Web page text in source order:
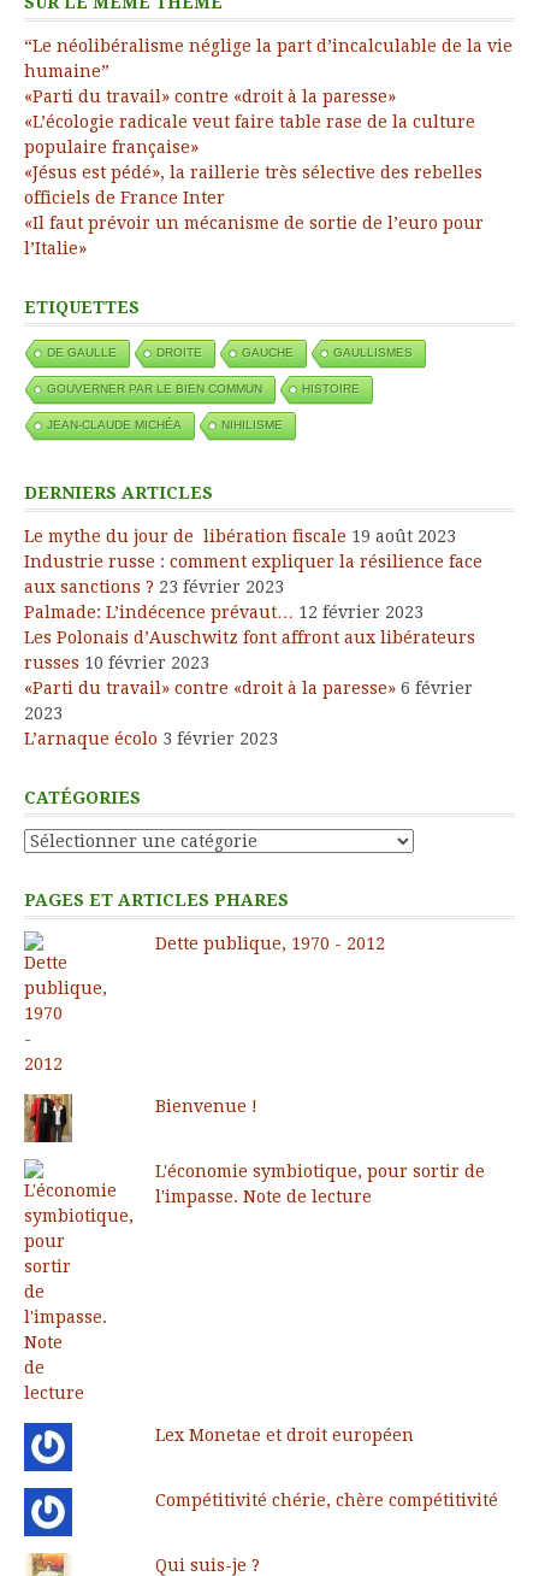
“Le néolibéralisme néglige la part d’incalculable de la vie
humaine”
«Parti du travail» contre «droit à la paresse»
«L’écologie radicale veut faire table rase de la culture
populaire française»
«Jésus est pédé», la raillerie très sélective des rebelles
officiels de France Inter
«Il faut prévoir un mécanisme de sortie de l’euro pour
l’Italie»
ETIQUETTES
DE GAULLE DROITE GAUCHE GAULLISMES
GOUVERNER PAR LE BIEN COMMUN HISTOIRE
JEAN-CLAUDE MICHÉA NIHILISME
DERNIERS ARTICLES
Le mythe du jour de libération fiscale 19 août 2023
Industrie russe : comment expliquer la résilience face
aux sanctions ? 23 février 2023
Palmade: L’indécence prévaut… 12 février 2023
Les Polonais d’Auschwitz font affront aux libérateurs
russes 10 février 2023
«Parti du travail» contre «droit à la paresse» 6 février
2023
L’arnaque écolo 3 février 2023
CATÉGORIES
Catégories
PAGES ET ARTICLES PHARES
Dette publique, 1970 - 2012
Bienvenue !
L'économie symbiotique, pour sortir de
l'impasse. Note de lecture
Lex Monetae et droit européen
Compétitivité chérie, chère compétitivité
Qui suis-je ?